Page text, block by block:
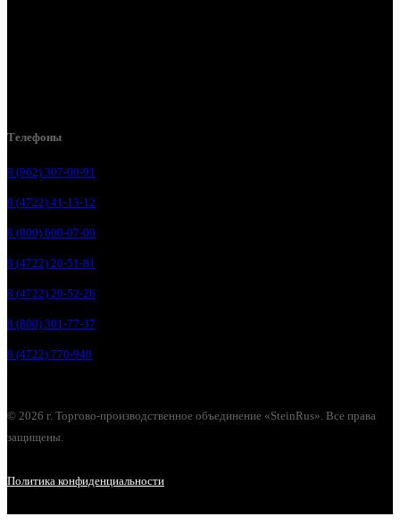
Телефоны
8 (962) 307-00-91
8 (4722) 41-13-12
8 (800) 600-07-00
8 (4722) 20-51-81
8 (4722) 20-52-26
8 (800) 301-77-37
8 (4722) 770-940
© 2026 г. Торгово-производственное объединение «SteinRus». Все права
защищены.
Политика конфиденциальности